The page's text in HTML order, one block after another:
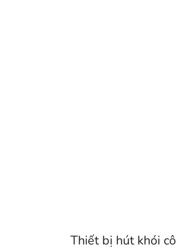
Thiết bị hút khói